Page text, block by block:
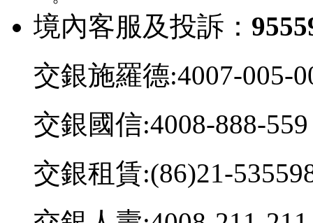
境內客服及投訴：
交銀施羅德:4007-005-
交銀國信:4008-888-559
交銀租賃:(86)21-